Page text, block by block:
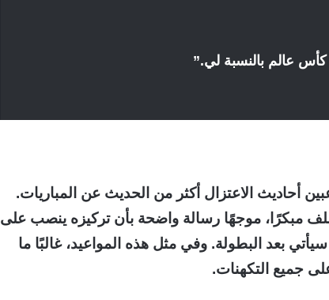
عالم بالنسبة لي.”
أحاديث الاعتزال أكثر من الحديث عن المباريات.
مبكرًا، موجهًا رسالة واضحة بأن تركيزه ينصب على
بعد البطولة. وفي مثل هذه المواعيد، غالبًا ما
جميع التكهنات.